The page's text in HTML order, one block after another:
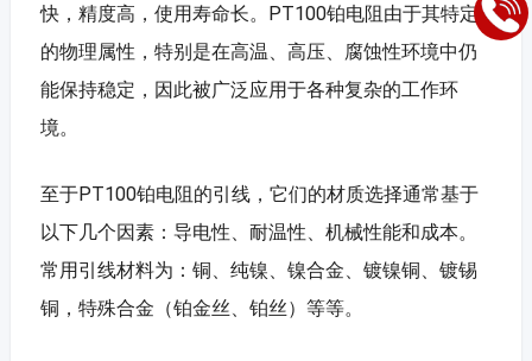
快，精度高，使用寿命长。PT100铂电阻由于其特定
的物理属性，特别是在高温、高压、腐蚀性环境中仍
能保持稳定，因此被广泛应用于各种复杂的工作环
境。
至于PT100铂电阻的引线，它们的材质选择通常基于
以下几个因素：导电性、耐温性、机械性能和成本。
常用引线材料为：铜、纯镍、镍合金、镀镍铜、镀锡
铜，特殊合金（铂金丝、铂丝）等等。